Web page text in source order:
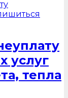
услуг
тепла